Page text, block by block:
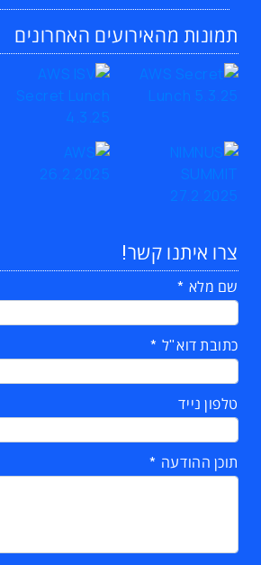
תמונות מהאירועים האחרונים
צרו איתנו קשר!
שם מלא
כתובת דוא"ל
טלפון נייד
תוכן ההודעה